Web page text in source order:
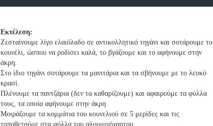
Εκτέλεση:
Ζεσταίνουμε λίγο ελαιόλαδο σε αντικολλητικό τηγάνι και σοτάρουμε το
κουνέλι, ώσπου να ροδίσει καλά, το βγάζουμε και το αφήνουμε στην
άκρη.
Στο ίδιο τηγάνι σοτάρουμε τα μανιτάρια και τα σβήνουμε με το λευκό
κρασί.
Πλένουμε τα παντζάρια (δεν τα καθαρίζουμε) και αφαιρούμε τα φύλλα
τους, τα οποία αφήνουμε στην άκρη
Μοιράζουμε τα κομμάτια του κουνελιού σε 5 μερίδες και τις
τοποθετούμε στα φύλλα του αλουμινόχαρτου